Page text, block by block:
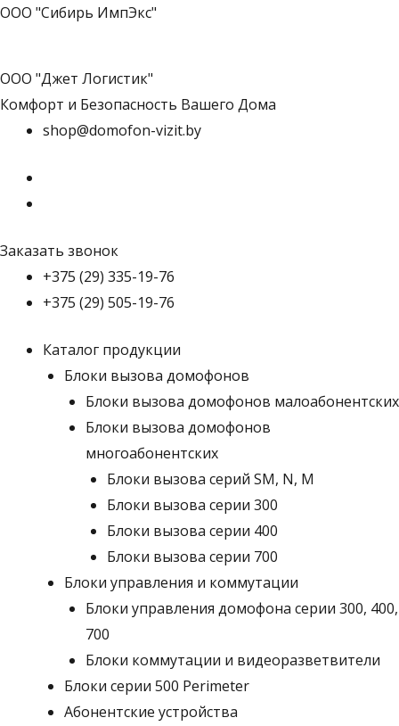
ООО "Сибирь ИмпЭкс"
ООО "Джет Логистик"
Комфорт и Безопасность Вашего Дома
shop@domofon-vizit.by
Заказать звонок
+375 (29) 335-19-76
+375 (29) 505-19-76
Каталог продукции
Блоки вызова домофонов
Блоки вызова домофонов малоабонентских
Блоки вызова домофонов
многоабонентских
Блоки вызова серий SM, N, M
Блоки вызова серии 300
Блоки вызова серии 400
Блоки вызова серии 700
Блоки управления и коммутации
Блоки управления домофона серии 300, 400,
700
Блоки коммутации и видеоразветвители
Блоки серии 500 Perimeter
Абонентские устройства